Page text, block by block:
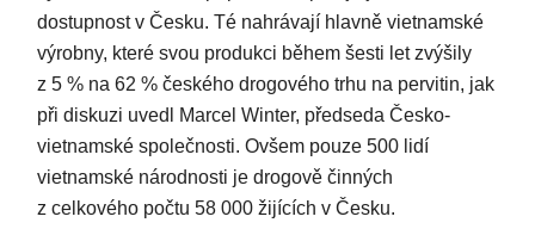
dostupnost v Česku. Té nahrávají hlavně vietnamské
výrobny, které svou produkci během šesti let zvýšily
z 5 % na 62 % českého drogového trhu na pervitin, jak
při diskuzi uvedl Marcel Winter, předseda Česko-
vietnamské společnosti. Ovšem pouze 500 lidí
vietnamské národnosti je drogově činných
z celkového počtu 58 000 žijících v Česku.